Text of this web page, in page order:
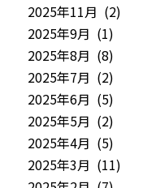
2025年11月 (2)
2025年9月 (1)
2025年8月 (8)
2025年7月 (2)
2025年6月 (5)
2025年5月 (2)
2025年4月 (5)
2025年3月 (11)